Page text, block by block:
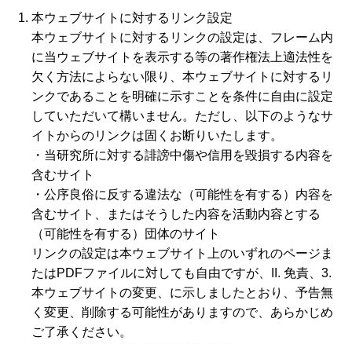
本ウェブサイトに対するリンク設定
本ウェブサイトに対するリンクの設定は、フレーム内
に当ウェブサイトを表示する等の著作権法上適法性を
欠く方法によらない限り、本ウェブサイトに対するリ
ンクであることを明確に示すことを条件に自由に設定
していただいて構いません。ただし、以下のようなサ
イトからのリンクは固くお断りいたします。
・当研究所に対する誹謗中傷や信用を毀損する内容を
含むサイト
・公序良俗に反する違法な（可能性を有する）内容を
含むサイト、またはそうした内容を活動内容とする
（可能性を有する）団体のサイト
リンクの設定は本ウェブサイト上のいずれのページま
たはPDFファイルに対しても自由ですが、II. 免責、3.
本ウェブサイトの変更、に示しましたとおり、予告無
く変更、削除する可能性がありますので、あらかじめ
ご了承ください。